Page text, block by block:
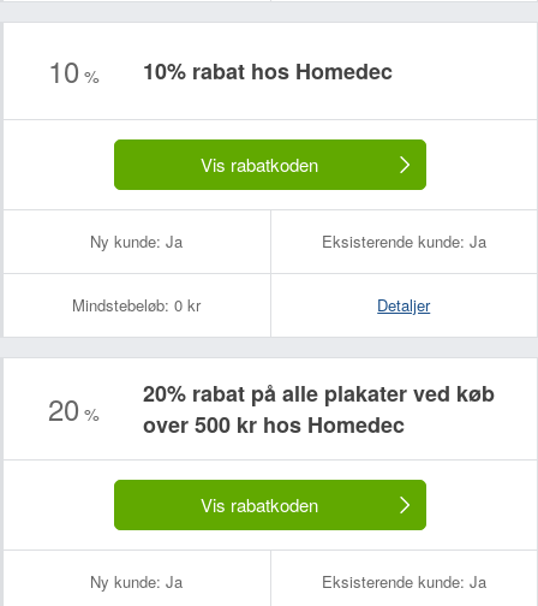
10 % 10% rabat hos Homedec
Vis rabatkoden
Ny kunde: Ja Eksisterende kunde: Ja
Mindstebeløb: 0 kr Detaljer
20 %
20% rabat på alle plakater ved køb
over 500 kr hos Homedec
Vis rabatkoden
Ny kunde: Ja Eksisterende kunde: Ja